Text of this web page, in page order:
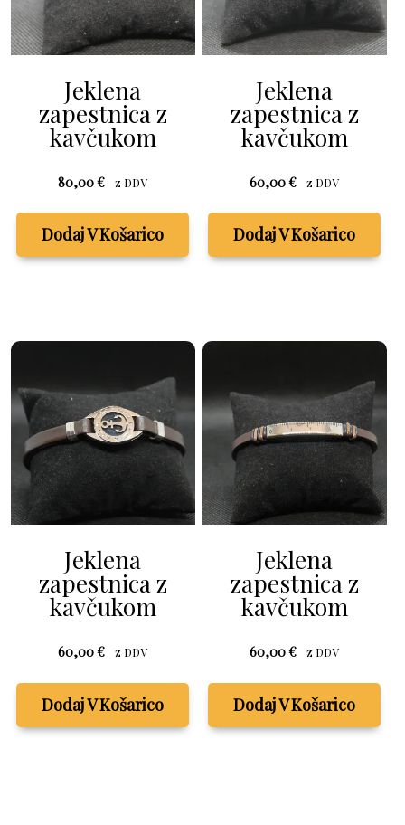
Jeklena
zapestnica z
kavčukom
80,00€ z DDV
Dodaj V Košarico
Jeklena
zapestnica z
kavčukom
60,00€ z DDV
Dodaj V Košarico
Jeklena
zapestnica z
kavčukom
60,00€ z DDV
Dodaj V Košarico
Jeklena
zapestnica z
kavčukom
60,00€ z DDV
Dodaj V Košarico